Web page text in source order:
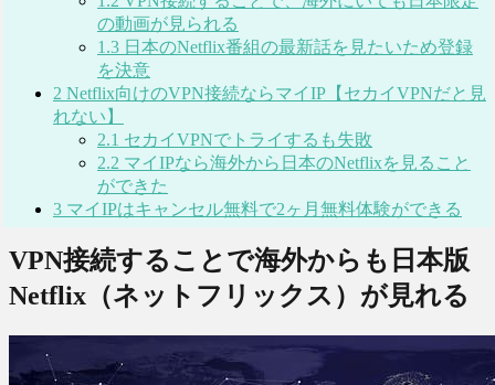
の動画が見られる
1.3 日本のNetflix番組の最新話を見たいため登録
を決意
2 Netflix向けのVPN接続ならマイIP【セカイVPNだと見
れない】
2.1 セカイVPNでトライするも失敗
2.2 マイIPなら海外から日本のNetflixを見ること
ができた
3 マイIPはキャンセル無料で2ヶ月無料体験ができる
VPN接続することで海外からも日本版
Netflix（ネットフリックス）が見れる